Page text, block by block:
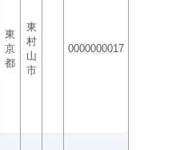
東
京
都
東
村
山
市
0000000017